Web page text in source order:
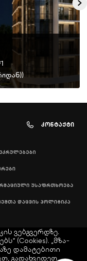
კონტაქტი
უსაფრთხოება
დაცვის პოლიტიკა
ვებგვერდზე.
(Cookies). „მზა-
დამატებითი
გადახვიდეთ